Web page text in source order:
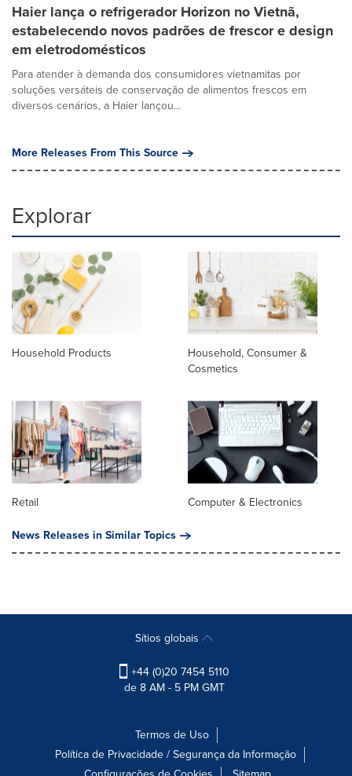
Haier lança o refrigerador Horizon no Vietnã,
estabelecendo novos padrões de frescor e design
em eletrodomésticos
Para atender à demanda dos consumidores vietnamitas por
soluções versáteis de conservação de alimentos frescos em
diversos cenários, a Haier lançou...
More Releases From This Source
Explorar
Household Products
Household, Consumer &
Cosmetics
Retail
Computer & Electronics
News Releases in Similar Topics
Sítios globais
+44 (0)20 7454 5110
de 8 AM - 5 PM GMT
Termos de Uso
Política de Privacidade / Segurança da Informação